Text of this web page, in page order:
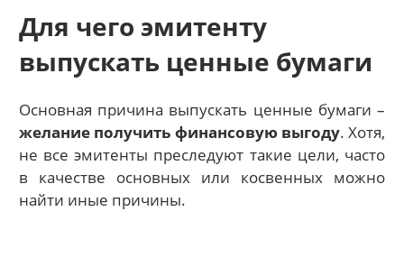
Для чего эмитенту
выпускать ценные бумаги
Основная причина выпускать ценные бумаги –
желание получить финансовую выгоду. Хотя,
не все эмитенты преследуют такие цели, часто
в качестве основных или косвенных можно
найти иные причины.